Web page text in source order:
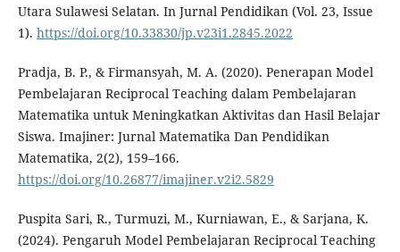
Utara Sulawesi Selatan. In Jurnal Pendidikan (Vol. 23, Issue
1). https://doi.org/10.33830/jp.v23i1.2845.2022
Pradja, B. P., & Firmansyah, M. A. (2020). Penerapan Model
Pembelajaran Reciprocal Teaching dalam Pembelajaran
Matematika untuk Meningkatkan Aktivitas dan Hasil Belajar
Siswa. Imajiner: Jurnal Matematika Dan Pendidikan
Matematika, 2(2), 159–166.
https://doi.org/10.26877/imajiner.v2i2.5829
Puspita Sari, R., Turmuzi, M., Kurniawan, E., & Sarjana, K.
(2024). Pengaruh Model Pembelajaran Reciprocal Teaching